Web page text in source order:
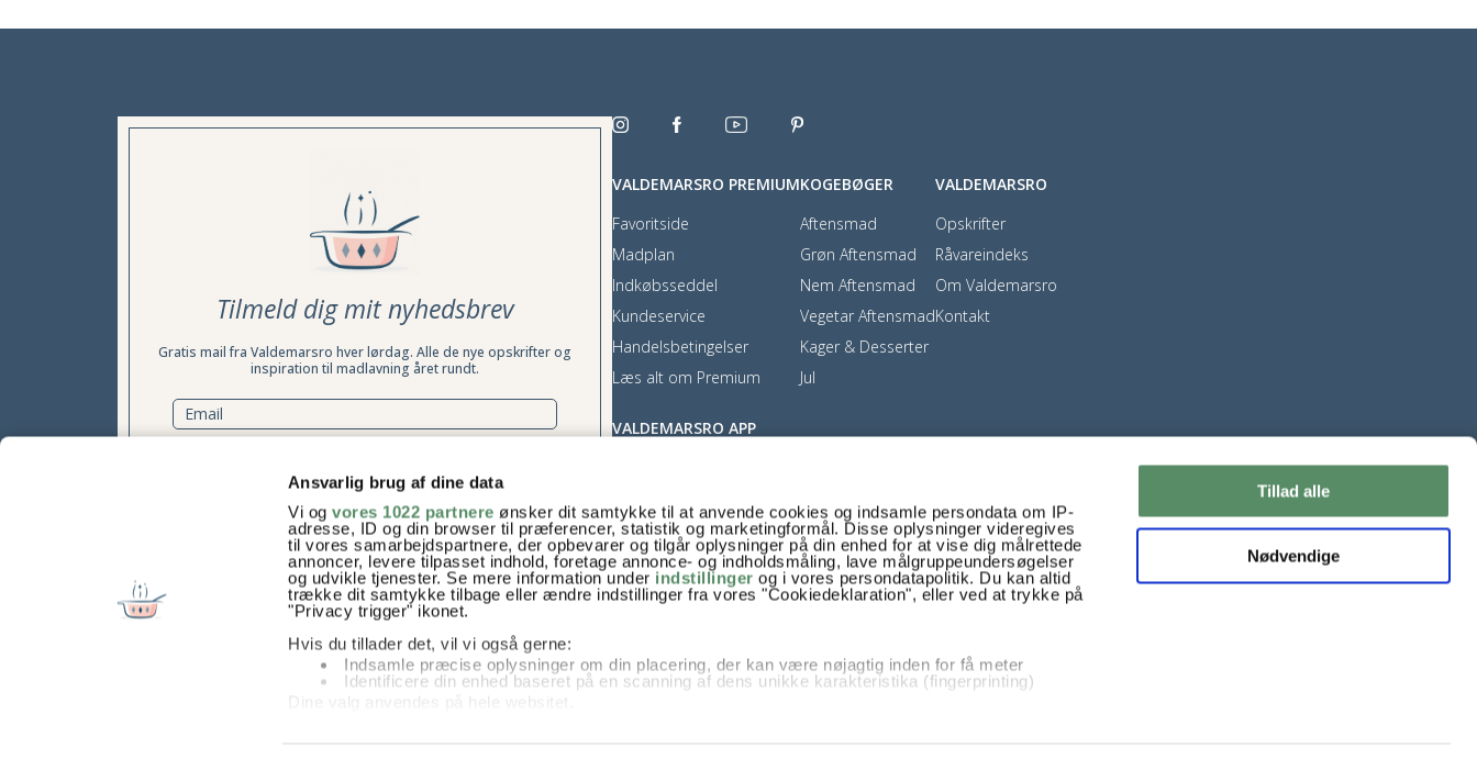
Ansvarlig brug af dine data
Vi ogvores 1022 partnere ønsker dit samtykke til at anvende cookies og indsamle persondata om IP-
adresse, ID og din browser til præferencer, statistik og marketingformål. Disse oplysninger videregives
til vores samarbejdspartnere, der opbevarer og tilgår oplysninger på din enhed for at vise dig målrettede
annoncer, levere tilpasset indhold, foretage annonce- og indholdsmåling, lave målgruppeundersøgelser
og udvikle tjenester. Se mere information under indstillinger og i vores persondatapolitik. Du kan altid
trække dit samtykke tilbage eller ændre indstillinger fra vores "Cookiedeklaration", eller ved at trykke på
"Privacy trigger" ikonet.
Hvis du tillader det, vil vi også gerne:
Indsamle præcise oplysninger om din placering, der kan være nøjagtig inden for få meter
Identificere din enhed baseret på en scanning af dens unikke karakteristika (fingerprinting)
Dine valg anvendes på hele websitet.
Tillad alle
Nødvendige
Tilmeld dig mit nyhedsbrev
Gratis mail fra Valdemarsro hver lørdag. Alle de nye opskrifter og
inspiration til madlavning året rundt.
Samtykke til at modtage nyhedsbrevet kan til enhver tid trækkes tilbage,
læs mere her
VALDEMARSRO PREMIUM
Favoritside
Madplan
Indkøbsseddel
Kundeservice
Handelsbetingelser
Læs alt om Premium
KOGEBØGER
Aftensmad
Grøn Aftensmad
Nem Aftensmad
Vegetar Aftensmad
Kager & Desserter
Jul
VALDEMARSRO
Opskrifter
Råvareindeks
Om Valdemarsro
Kontakt
VALDEMARSRO APP